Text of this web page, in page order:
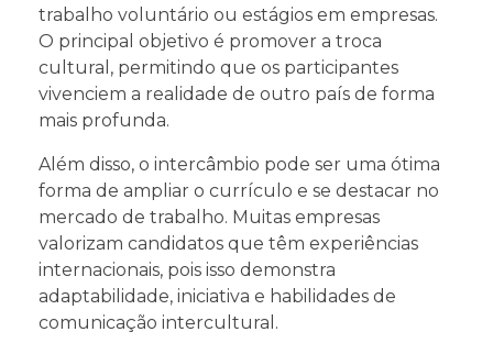
trabalho voluntário ou estágios em empresas.
O principal objetivo é promover a troca
cultural, permitindo que os participantes
vivenciem a realidade de outro país de forma
mais profunda.
Além disso, o intercâmbio pode ser uma ótima
forma de ampliar o currículo e se destacar no
mercado de trabalho. Muitas empresas
valorizam candidatos que têm experiências
internacionais, pois isso demonstra
adaptabilidade, iniciativa e habilidades de
comunicação intercultural.